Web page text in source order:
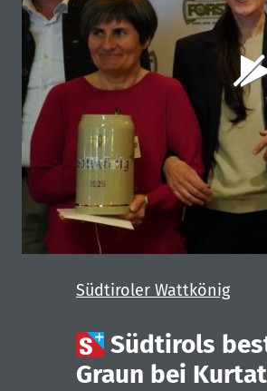
Südtiroler Wattkönig
Südtirols
Graun bei